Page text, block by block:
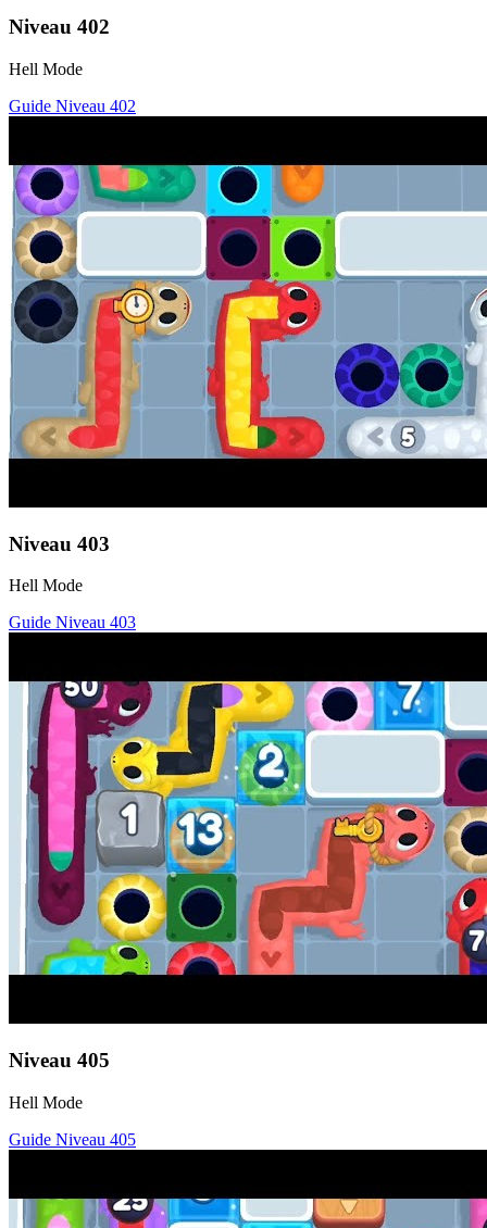
Niveau 402
Hell Mode
Guide Niveau 402
Niveau 403
Hell Mode
Guide Niveau 403
Niveau 405
Hell Mode
Guide Niveau 405